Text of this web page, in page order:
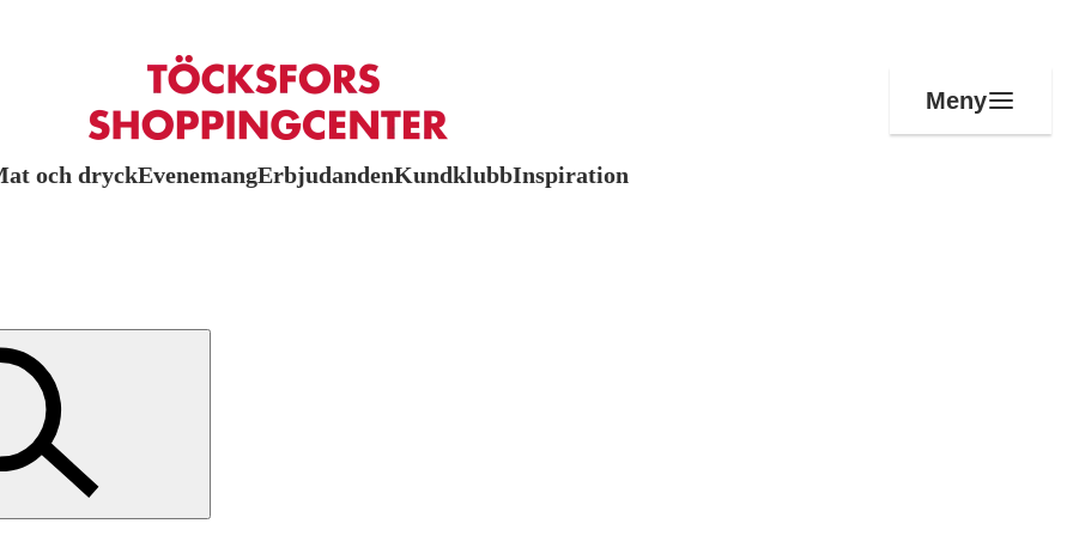
Meny
och dryckEvenemangErbjudandenKundklubbInspiration